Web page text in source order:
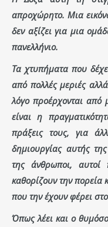
απροχώρητο. Μια
δεν αξίζει για μια
πανελλήνιο.
Τα χτυπήματα που
από πολλές μεριές
λόγο προέρχονται από
είναι η
πράξεις τους, για
δημιουργίας αυτής
της άνθρωποι, αυτοί
καθορίζουν την πορεία
που την έχουν φέρει
Όπως λέει και ο